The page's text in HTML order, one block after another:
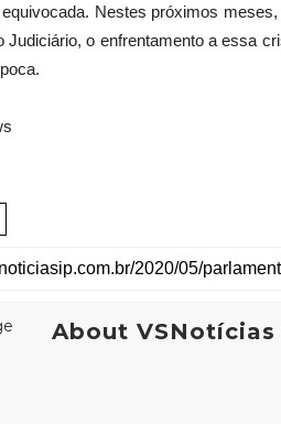
Nestes próximos
Judiciário, o enfrentamento a essa
About VSNotícias